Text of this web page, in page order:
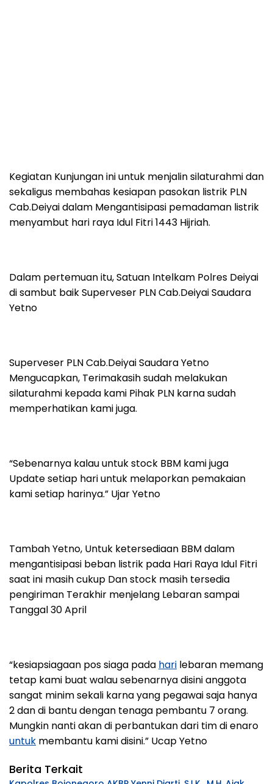
Kegiatan Kunjungan ini untuk menjalin silaturahmi dan
sekaligus membahas kesiapan pasokan listrik PLN
Cab.Deiyai dalam Mengantisipasi pemadaman listrik
menyambut hari raya Idul Fitri 1443 Hijriah.
Dalam pertemuan itu, Satuan Intelkam Polres Deiyai
di sambut baik Superveser PLN Cab.Deiyai Saudara
Yetno
Superveser PLN Cab.Deiyai Saudara Yetno
Mengucapkan, Terimakasih sudah melakukan
silaturahmi kepada kami Pihak PLN karna sudah
memperhatikan kami juga.
“Sebenarnya kalau untuk stock BBM kami juga
Update setiap hari untuk melaporkan pemakaian
kami setiap harinya.” Ujar Yetno
Tambah Yetno, Untuk ketersediaan BBM dalam
mengantisipasi beban listrik pada Hari Raya Idul Fitri
saat ini masih cukup Dan stock masih tersedia
pengiriman Terakhir menjelang Lebaran sampai
Tanggal 30 April
“kesiapsiagaan pos siaga pada hari lebaran memang
tetap kami buat walau sebenarnya disini anggota
sangat minim sekali karna yang pegawai saja hanya
2 dan di bantu dengan tenaga pembantu 7 orang.
Mungkin nanti akan di perbantukan dari tim di enaro
untuk membantu kami disini.” Ucap Yetno
Berita Terkait